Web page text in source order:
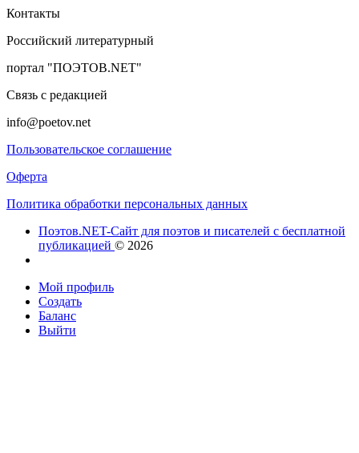
Контакты
Российский литературный
портал "ПОЭТОВ.NET"
Связь с редакцией
info@poetov.net
Пользовательское соглашение
Оферта
Политика обработки персональных данных
Поэтов.NET-Сайт для поэтов и писателей с бесплатной
публикацией © 2026
Мой профиль
Создать
Баланс
Выйти